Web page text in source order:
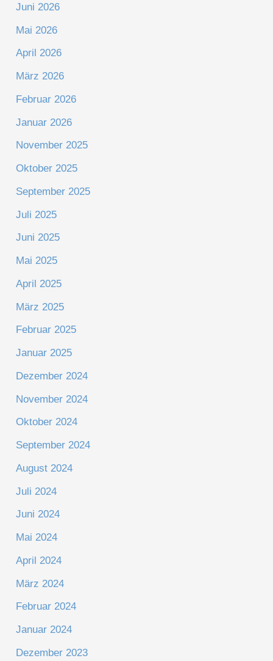
Juni 2026
Mai 2026
April 2026
März 2026
Februar 2026
Januar 2026
November 2025
Oktober 2025
September 2025
Juli 2025
Juni 2025
Mai 2025
April 2025
März 2025
Februar 2025
Januar 2025
Dezember 2024
November 2024
Oktober 2024
September 2024
August 2024
Juli 2024
Juni 2024
Mai 2024
April 2024
März 2024
Februar 2024
Januar 2024
Dezember 2023